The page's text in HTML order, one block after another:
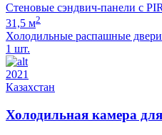
Стеновые сэндвич-панели с
31,5 м2
Холодильные распашные двери
1 шт.
2021
Казахстан
Холодильная камера